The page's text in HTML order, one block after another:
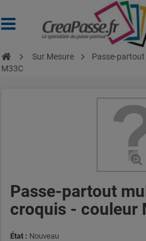
Sur Mesure
Passe-
M33C
Passe-partout
croquis - couleur
État : Nouveau